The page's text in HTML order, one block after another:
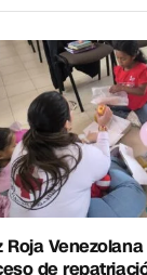
Roja
de